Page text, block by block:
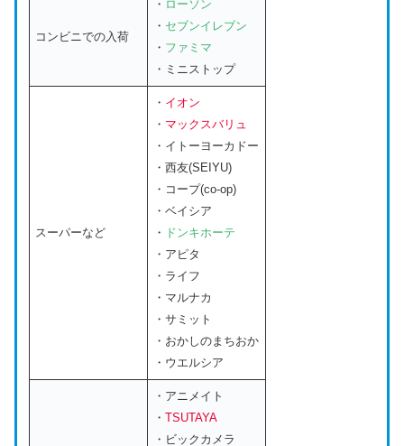
コンビニでの入荷
・ ローソン
・ セブンイレブン
・ ファミマ
・ミニストップ
スーパーなど
・ イオン
・ マックスバリュ
・イトーヨーカドー
・西友(SEIYU)
・コープ(co-op)
・ベイシア
・ ドンキホーテ
・アピタ
・ライフ
・マルナカ
・サミット
・おかしのまちおか
・ウエルシア
・アニメイト
・TSUTAYA
・ビックカメラ